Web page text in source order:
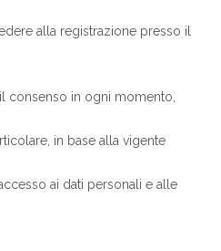
alla registrazione presso il
consenso in ogni momento,
in base alla vigente
ai dati personali e alle